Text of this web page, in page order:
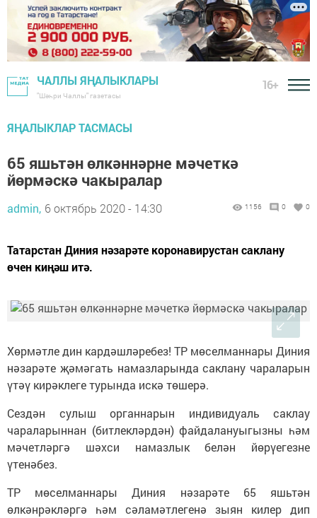
ЧАЛЛЫ ЯҢАЛЫКЛАРЫ
"Шәһри Чаллы" газетасы
16+
ЯҢАЛЫКЛАР ТАСМАСЫ
65 яшьтән өлкәннәрне мәчеткә
йөрмәскә чакыралар
admin, 6 октябрь 2020 - 14:30 1156 0 0
Татарстан Диния нәзарәте коронавирустан саклану
өчен киңәш итә.
Хөрмәтле дин кардәшләребез! ТР мөселманнары Диния
нәзарәте җәмәгать намазларында саклану чараларын
үтәү кирәклеге турында искә төшерә.
Сездән сулыш органнарын индивидуаль саклау
чараларыннан (битлекләрдән) файдалануыгызны һәм
мәчетләргә шәхси намазлык белән йөрүегезне
үтенәбез.
ТР мөселманнары Диния нәзарәте 65 яшьтән
өлкәнрәкләргә һәм сәламәтлегенә зыян килер дип